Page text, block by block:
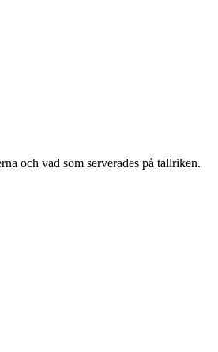
och vad som serverades på tallriken.